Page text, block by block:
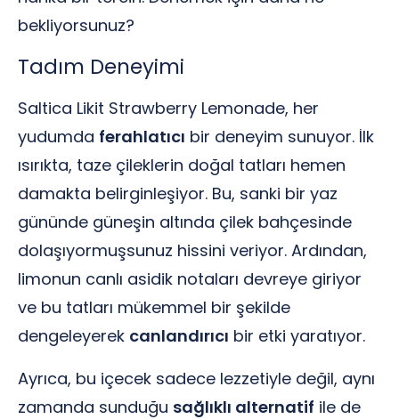
bekliyorsunuz?
Tadım Deneyimi
Saltica Likit Strawberry Lemonade, her
yudumda ferahlatıcı bir deneyim sunuyor. İlk
ısırıkta, taze çileklerin doğal tatları hemen
damakta belirginleşiyor. Bu, sanki bir yaz
gününde güneşin altında çilek bahçesinde
dolaşıyormuşsunuz hissini veriyor. Ardından,
limonun canlı asidik notaları devreye giriyor
ve bu tatları mükemmel bir şekilde
dengeleyerek canlandırıcı bir etki yaratıyor.
Ayrıca, bu içecek sadece lezzetiyle değil, aynı
zamanda sunduğu sağlıklı alternatif ile de